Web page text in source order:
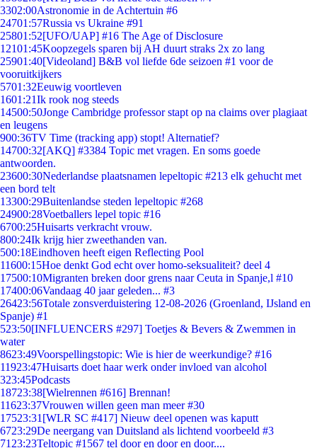
3302:00Astronomie in de Achtertuin #6
24701:57Russia vs Ukraine #91
25801:52[UFO/UAP] #16 The Age of Disclosure
12101:45Koopzegels sparen bij AH duurt straks 2x zo lang
25901:40[Videoland] B&B vol liefde 6de seizoen #1 voor de
vooruitkijkers
5701:32Eeuwig voortleven
1601:21Ik rook nog steeds
14500:50Jonge Cambridge professor stapt op na claims over plagiaat
en leugens
900:36TV Time (tracking app) stopt! Alternatief?
14700:32[AKQ] #3384 Topic met vragen. En soms goede
antwoorden.
23600:30Nederlandse plaatsnamen lepeltopic #213 elk gehucht met
een bord telt
13300:29Buitenlandse steden lepeltopic #268
24900:28Voetballers lepel topic #16
6700:25Huisarts verkracht vrouw.
800:24Ik krijg hier zweethanden van.
500:18Eindhoven heeft eigen Reflecting Pool
11600:15Hoe denkt God echt over homo-seksualiteit? deel 4
17500:10Migranten breken door grens naar Ceuta in Spanje,l #10
17400:06Vandaag 40 jaar geleden... #3
26423:56Totale zonsverduistering 12-08-2026 (Groenland, IJsland en
Spanje) #1
523:50[INFLUENCERS #297] Toetjes & Bevers & Zwemmen in
water
8623:49Voorspellingstopic: Wie is hier de weerkundige? #16
11923:47Huisarts doet haar werk onder invloed van alcohol
323:45Podcasts
18723:38[Wielrennen #616] Brennan!
11623:37Vrouwen willen geen man meer #30
17523:31 [WLR SC #417] Nieuw deel openen was kaputt
6723:29De neergang van Duitsland als lichtend voorbeeld #3
71 23:23Teltopic #1567 tel door en door en door....